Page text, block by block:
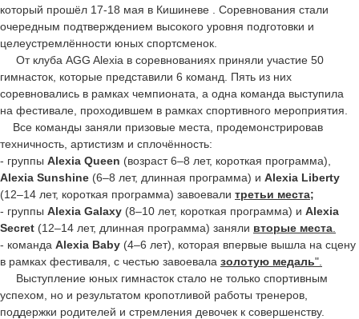
который прошёл 17-18 мая в Кишиневе . Соревнования стали
очередным подтверждением высокого уровня подготовки и
целеустремлённости юных спортсменок.
От клуба AGG Alexia в соревнованиях приняли участие 50
гимнасток, которые представили 6 команд. Пять из них
соревновались в рамках чемпионата, а одна команда выступила
на фестивале, проходившем в рамках спортивного мероприятия.
Все команды заняли призовые места, продемонстрировав
техничность, артистизм и сплочённость:
- группы Alexia Queen (возраст 6–8 лет, короткая программа),
Alexia Sunshine (6–8 лет, длинная программа) и Alexia Liberty
(12–14 лет, короткая программа) завоевали третьи места;
- группы Alexia Galaxy (8–10 лет, короткая программа) и Alexia
Secret (12–14 лет, длинная программа) заняли вторые места
- команда Alexia Baby (4–6 лет), которая впервые вышла на сцену
в рамках фестиваля, с честью завоевала золотую медаль".
Выступление юных гимнасток стало не только спортивным
успехом, но и результатом кропотливой работы тренеров,
поддержки родителей и стремления девочек к совершенству.